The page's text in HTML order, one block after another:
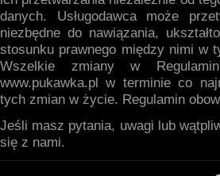
danych. Usługodawca może
niezbędne do nawiązania,
stosunku prawnego między nimi w
Wszelkie zmiany w
www.pukawka.pl w terminie co
tych zmian w życie. Regulamin
Jeśli masz pytania, uwagi lub
się z nami.